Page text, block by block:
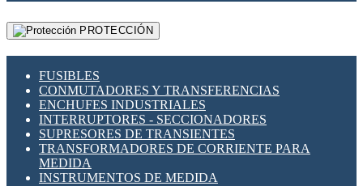
PROTECCIÓN
FUSIBLES
CONMUTADORES Y TRANSFERENCIAS
ENCHUFES INDUSTRIALES
INTERRUPTORES - SECCIONADORES
SUPRESORES DE TRANSIENTES
TRANSFORMADORES DE CORRIENTE PARA
MEDIDA
INSTRUMENTOS DE MEDIDA